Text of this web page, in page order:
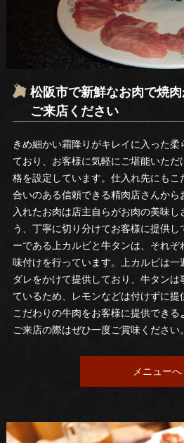
松阪市で新鮮なお肉で焼
ご来店ください
きめ細かい霜降りがキレイに入った
ており、お客様に気軽にご堪能いた
格を設定しています。仕入れ先にもこ
合いのある信頼できる精肉店さんか
入れたお肉は店主自らがお肉の美味し
う、丁寧に切り分けてお客様に提供し
ーである上カルビと牛タンは、それぞ
味付けを行っています。上カルビは
ダレをかけて提供しており、牛タン
ているため、レモンなどは付けずに提
こだわりの牛肉をお客様に提供できる
ご来店の際はぜひ一度ご賞味ください。
メニューへ